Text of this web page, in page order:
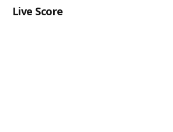
Live Score